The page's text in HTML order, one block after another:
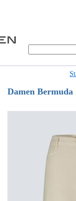
Damen Bermuda